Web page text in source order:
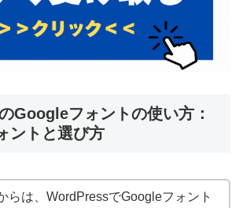
Googleフォントの使い方：
ントと選び方
らは、WordPressでGoogleフォント